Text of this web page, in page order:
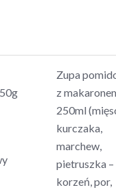
Zupa
z
250ml
kurczaka,
marchew,
pietruszka –
korzeń, por,